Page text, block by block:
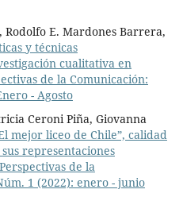
Rodolfo E. Mardones Barrera,
y técnicas
cualitativa en
de la Comunicación:
- Agosto
Ceroni Piña, Giovanna
mejor liceo de Chile”, calidad
representaciones
Perspectivas de la
1 (2022): enero - junio